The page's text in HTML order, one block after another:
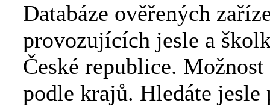
Databáze ověřených
provozujících jesle a
České republice.
podle krajů. Hledáte jesle